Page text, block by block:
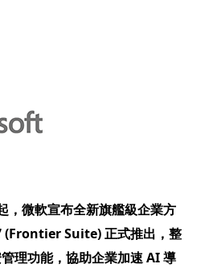
，微軟宣布全新旗艦級企業方
Suite) 正式推出，整
理功能，協助企業加速 AI 導